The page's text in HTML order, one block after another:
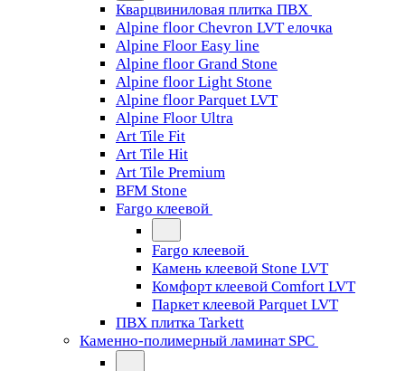
Кварцвиниловая плитка ПВХ
Alpine floor Chevron LVT елочка
Alpine Floor Easy line
Alpine floor Grand Stone
Alpine floor Light Stone
Alpine floor Parquet LVT
Alpine Floor Ultra
Art Tile Fit
Art Tile Hit
Art Tile Premium
BFM Stone
Fargo клеевой
Fargo клеевой
Камень клеевой Stone LVT
Комфорт клеевой Comfort LVT
Паркет клеевой Parquet LVT
ПВХ плитка Tarkett
Каменно-полимерный ламинат SPC